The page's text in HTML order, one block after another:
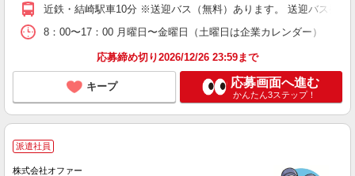
近鉄・結崎駅車10分 ※送迎バス（無料）あります。 送迎バス発駅
8：00〜17：00 月曜日〜金曜日（土曜日は企業カレンダー）
応募締め切り2026/12/26 23:59まで
キープ 応募画面へ進む
かんたん3ステップ！
派遣社員
株式会社オファー